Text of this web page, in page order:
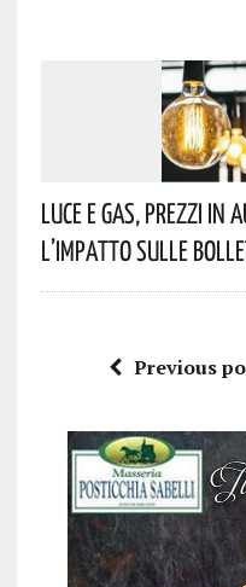
Luce E Gas, Prezzi In
L’impatto Sulle
Previous